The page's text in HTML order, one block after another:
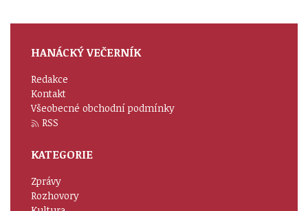
HANÁCKÝ VEČERNÍK
Redakce
Kontakt
Všeobecné obchodní podmínky
RSS
KATEGORIE
Zprávy
Rozhovory